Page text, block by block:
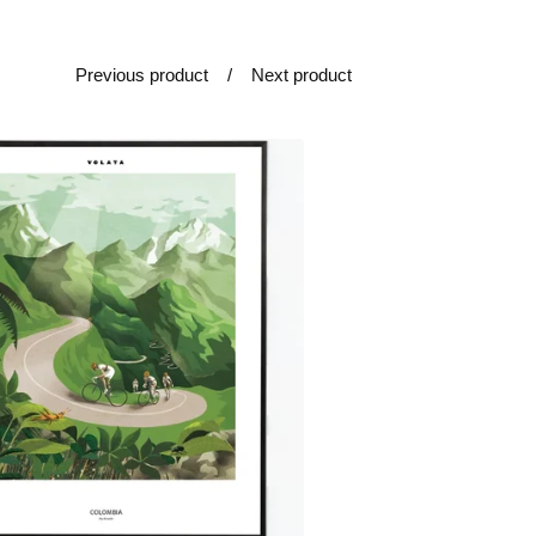
Previous product Next product